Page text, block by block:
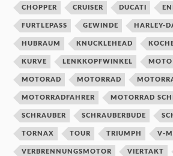
CHOPPER CRUISER DUCATI
FURTLEPASS GEWINDE HARLEY-
HUBRAUM KNUCKLEHEAD
KURVE LENKKOPFWINKEL MOTO
MOTORAD MOTORRAD
MOTORRADFAHRER MOTORRAD
SCHRAUBER SCHRAUBERBUDE
TORNAX TOUR TRIUMPH V-
VERBRENNUNGSMOTOR VIERTAKT